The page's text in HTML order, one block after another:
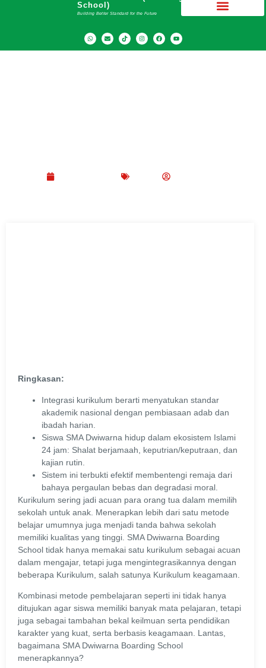
School)
Building Better Standard for the Future
Ringkasan:
Integrasi kurikulum berarti menyatukan standar
akademik nasional dengan pembiasaan adab dan
ibadah harian.
Siswa SMA Dwiwarna hidup dalam ekosistem Islami
24 jam: Shalat berjamaah, keputrian/keputraan, dan
kajian rutin.
Sistem ini terbukti efektif membentengi remaja dari
bahaya pergaulan bebas dan degradasi moral.
Kurikulum sering jadi acuan para orang tua dalam memilih
sekolah untuk anak. Menerapkan lebih dari satu metode
belajar umumnya juga menjadi tanda bahwa sekolah
memiliki kualitas yang tinggi. SMA Dwiwarna Boarding
School tidak hanya memakai satu kurikulum sebagai acuan
dalam mengajar, tetapi juga mengintegrasikannya dengan
beberapa Kurikulum, salah satunya Kurikulum keagamaan.
Kombinasi metode pembelajaran seperti ini tidak hanya
ditujukan agar siswa memiliki banyak mata pelajaran, tetapi
juga sebagai tambahan bekal keilmuan serta pendidikan
karakter yang kuat, serta berbasis keagamaan. Lantas,
bagaimana SMA Dwiwarna Boarding School
menerapkannya?